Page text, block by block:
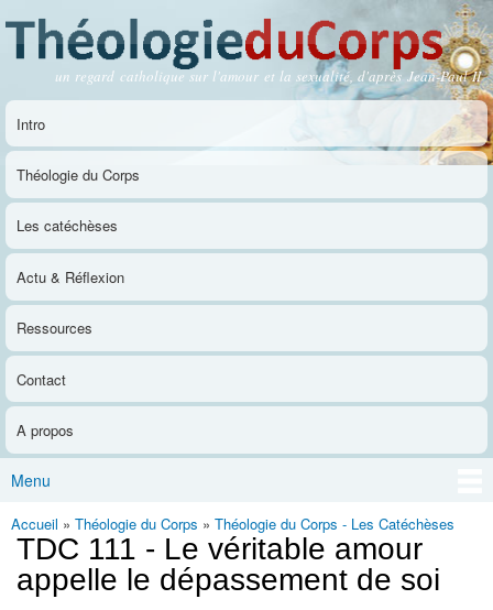
contenu
principal
Théologie du Corps
un regard catholique sur l'amour et la sexualité, d'après Jean-Paul II
Menu principal
Intro
Théologie du Corps
Les catéchèses
Actu & Réflexion
Ressources
Contact
A propos
Menu
Vous êtes ici
Accueil » Théologie du Corps » Théologie du Corps - Les Catéchèses
TDC 111 - Le véritable amour
appelle le dépassement de soi